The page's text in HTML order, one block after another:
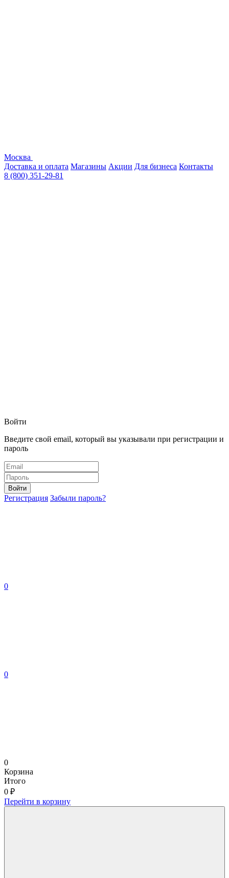
Москва
Доставка и оплата Магазины Акции Для бизнеса Контакты
8 (800) 351-29-81
Войти
Введите свой email, который вы указывали при регистрации и
пароль
Войти
Регистрация Забыли пароль?
0
0
0
Корзина
Итого
0 ₽
Перейти в корзину